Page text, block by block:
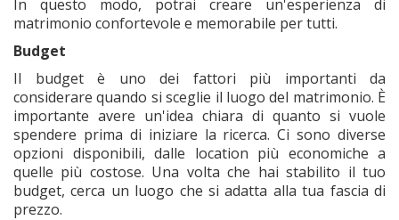
In questo modo, potrai creare un'esperienza di
matrimonio confortevole e memorabile per tutti.
Budget
Il budget è uno dei fattori più importanti da
considerare quando si sceglie il luogo del matrimonio. È
importante avere un'idea chiara di quanto si vuole
spendere prima di iniziare la ricerca. Ci sono diverse
opzioni disponibili, dalle location più economiche a
quelle più costose. Una volta che hai stabilito il tuo
budget, cerca un luogo che si adatta alla tua fascia di
prezzo.